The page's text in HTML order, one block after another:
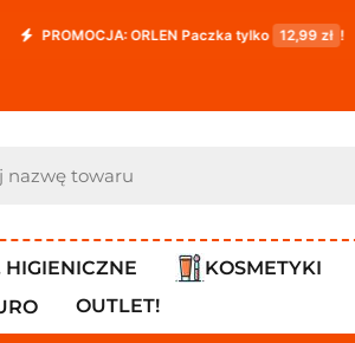
ORLEN Paczka tylko 12,99 zł !
HIGIENICZNE KOSMETYKI
OUTLET!